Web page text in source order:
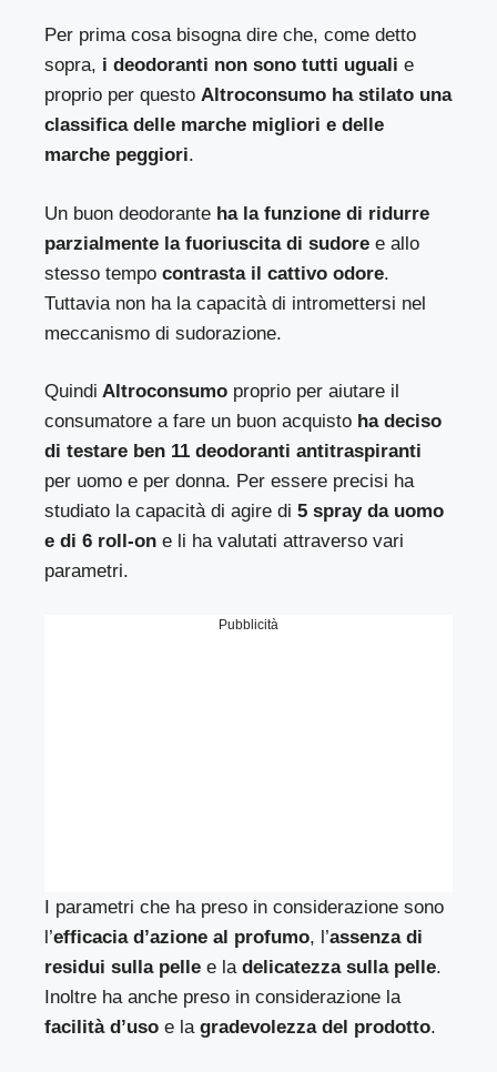
Per prima cosa bisogna dire che, come detto
sopra, i deodoranti non sono tutti uguali e
proprio per questoAltroconsumo ha stilato una
classifica delle marche migliori e delle
marche peggiori.
Un buon deodorante ha la funzione di ridurre
parzialmente la fuoriuscita di sudore e allo
stesso tempocontrasta il cattivo odore.
Tuttavia non ha la capacità di intromettersi nel
meccanismo di sudorazione.
Quindi Altroconsumo proprio per aiutare il
consumatore a fare un buon acquisto ha deciso
di testare ben 11 deodoranti antitraspiranti
per uomo e per donna. Per essere precisi ha
studiato la capacità di agire di 5 spray da uomo
e di 6 roll-on e li ha valutati attraverso vari
parametri.
Pubblicità
I parametri che ha preso in considerazione sono
l’efficacia d’azione al profumo, l’assenza di
residui sulla pelle e ladelicatezza sulla pelle.
Inoltre ha anche preso in considerazione la
facilità d’uso e lagradevolezza del prodotto.